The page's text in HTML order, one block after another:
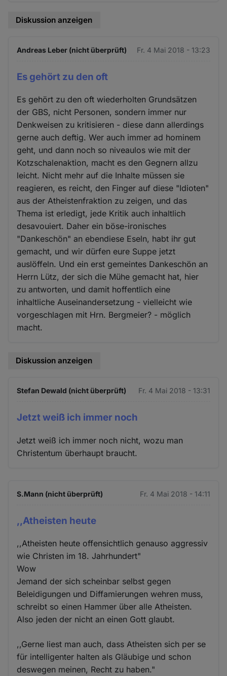
Diskussion anzeigen
Andreas Leber (nicht überprüft) Fr. 4 Mai 2018 - 13:23
Es gehört zu den oft
Es gehört zu den oft wiederholten Grundsätzen
der GBS, nicht Personen, sondern immer nur
Denkweisen zu kritisieren - diese dann allerdings
gerne auch deftig. Wer auch immer ad hominem
geht, und dann noch so niveaulos wie mit der
Kotzschalenaktion, macht es den Gegnern allzu
leicht. Nicht mehr auf die Inhalte müssen sie
reagieren, es reicht, den Finger auf diese "Idioten"
aus der Atheistenfraktion zu zeigen, und das
Thema ist erledigt, jede Kritik auch inhaltlich
desavouiert. Daher ein böse-ironisches
"Dankeschön" an ebendiese Eseln, habt ihr gut
gemacht, und wir dürfen eure Suppe jetzt
auslöffeln. Und ein erst gemeintes Dankeschön an
Herrn Lütz, der sich die Mühe gemacht hat, hier
zu antworten, und damit hoffentlich eine
inhaltliche Auseinandersetzung - vielleicht wie
vorgeschlagen mit Hrn. Bergmeier? - möglich
macht.
Diskussion anzeigen
Stefan Dewald (nicht überprüft) Fr. 4 Mai 2018 - 13:31
Jetzt weiß ich immer noch
Jetzt weiß ich immer noch nicht, wozu man
Christentum überhaupt braucht.
S.Mann (nicht überprüft) Fr. 4 Mai 2018 - 14:11
,,Atheisten heute
,,Atheisten heute offensichtlich genauso aggressiv
wie Christen im 18. Jahrhundert"
Wow
Jemand der sich scheinbar selbst gegen
Beleidigungen und Diffamierungen wehren muss,
schreibt so einen Hammer über alle Atheisten.
Also jeden der nicht an einen Gott glaubt.
,,Gerne liest man auch, dass Atheisten sich per se
für intelligenter halten als Gläubige und schon
deswegen meinen, Recht zu haben."